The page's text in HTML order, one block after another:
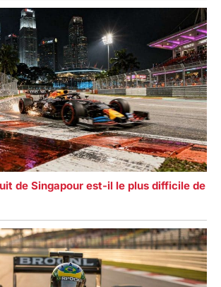
de Singapour est-il le plus difficile de